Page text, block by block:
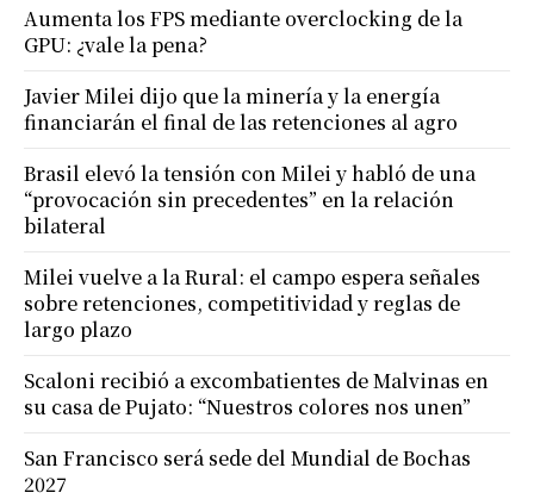
Aumenta los FPS mediante overclocking de la
GPU: ¿vale la pena?
Javier Milei dijo que la minería y la energía
financiarán el final de las retenciones al agro
Brasil elevó la tensión con Milei y habló de una
“provocación sin precedentes” en la relación
bilateral
Milei vuelve a la Rural: el campo espera señales
sobre retenciones, competitividad y reglas de
largo plazo
Scaloni recibió a excombatientes de Malvinas en
su casa de Pujato: “Nuestros colores nos unen”
San Francisco será sede del Mundial de Bochas
2027